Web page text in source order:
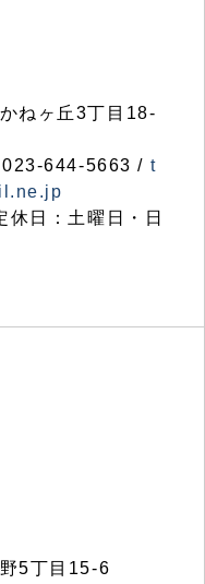
ねヶ丘3丁目18-
644-5663 / t
日：土曜日・日
5丁目15-6